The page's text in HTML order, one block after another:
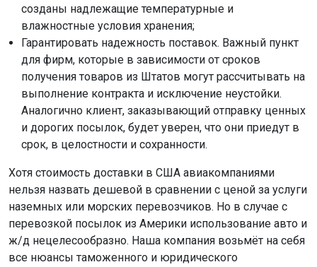
созданы надлежащие температурные и
влажностные условия хранения;
Гарантировать надежность поставок. Важный пункт
для фирм, которые в зависимости от сроков
получения товаров из Штатов могут рассчитывать на
выполнение контракта и исключение неустойки.
Аналогично клиент, заказывающий отправку ценных
и дорогих посылок, будет уверен, что они приедут в
срок, в целостности и сохранности.
Хотя стоимость доставки в США авиакомпаниями
нельзя назвать дешевой в сравнении с ценой за услуги
наземных или морских перевозчиков. Но в случае с
перевозкой посылок из Америки использование авто и
ж/д нецелесообразно. Наша компания возьмёт на себя
все нюансы таможенного и юридического